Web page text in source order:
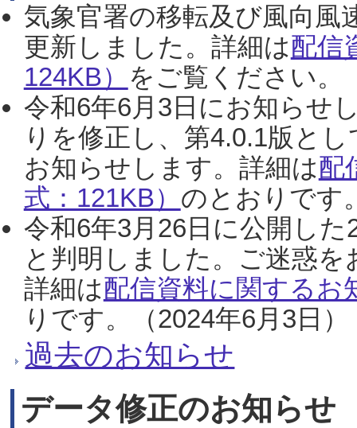
気象官署の移転及び風向風
更新しました。詳細は配信
124KB） をご覧ください。
令和6年6月3日にお知らせ
りを修正し、第4.0.1版と
お知らせします。詳細は配
式：121KB） のとおりです
令和6年3月26日に公開し
と判明しました。ご迷惑
詳細は配信資料に関するお
りです。（2024年6月3日）
過去のお知らせ
データ修正のお知らせ